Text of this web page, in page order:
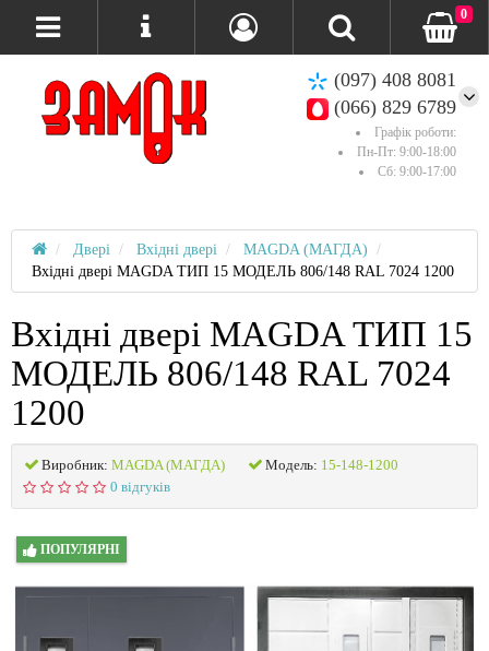
(097) 408 8081
(066) 829 6789
Графік роботи:
Пн-Пт: 9:00-18:00
Сб: 9:00-17:00
0
Двері Вхідні двері
MAGDA (МАГДА)
Вхідні двері MAGDA ТИП 15 МОДЕЛЬ 806/148 RAL 7024 1200
Вхідні двері MAGDA ТИП 15
МОДЕЛЬ 806/148 RAL 7024
1200
Виробник: MAGDA (МАГДА) Модель: 15-148-1200
0 відгуків
ПОПУЛЯРНІ